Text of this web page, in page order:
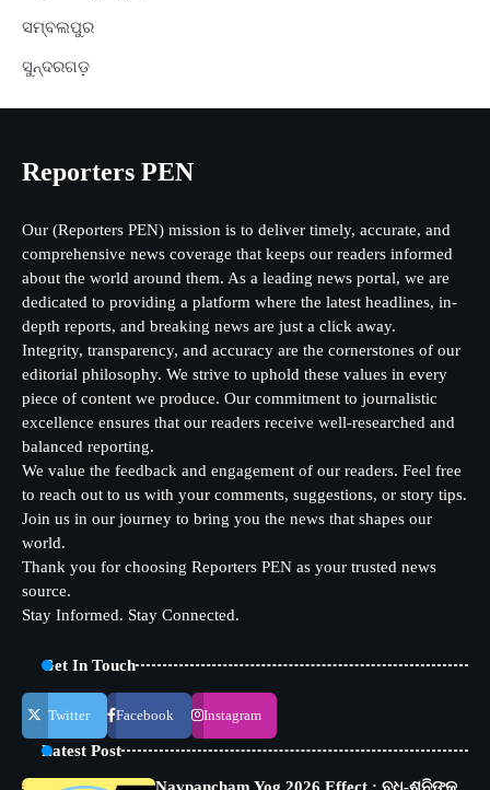
ସମ୍ବଲପୁର
ସୁନ୍ଦରଗଡ଼
Reporters PEN
Our (Reporters PEN) mission is to deliver timely, accurate, and
comprehensive news coverage that keeps our readers informed
about the world around them. As a leading news portal, we are
dedicated to providing a platform where the latest headlines, in-
depth reports, and breaking news are just a click away.
Integrity, transparency, and accuracy are the cornerstones of our
editorial philosophy. We strive to uphold these values in every
piece of content we produce. Our commitment to journalistic
excellence ensures that our readers receive well-researched and
balanced reporting.
We value the feedback and engagement of our readers. Feel free
to reach out to us with your comments, suggestions, or story tips.
Join us in our journey to bring you the news that shapes our
world.
Thank you for choosing Reporters PEN as your trusted news
source.
Stay Informed. Stay Connected.
Get In Touch
Twitter Facebook Instagram
Latest Post